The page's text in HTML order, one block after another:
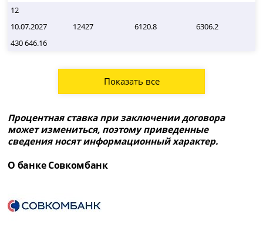
12
10.07.2027
12427 6120.8
6306.2
430 646.16
Показать все
Процентная ставка при заключении договора
может измениться, поэтому приведенные
сведения носят информационный характер.
О банке Совкомбанк